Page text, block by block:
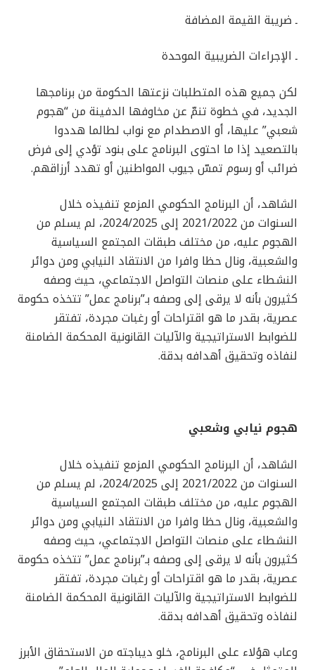
ـ ضريبة القيمة المضافة
ـ الإجراءات الضريبية الموحدة
لكن جميع هذه المتطلبات نزعتها الحكومة من برنامجها
الجديد، في خطوة تنمّ عن مخاوفها الدفينة من “هجوم
شعبي” عليها، أو الاصطدام مع نواب لطالما هددوا
بالتصعيد إذا ما احتوى البرنامج على بنود تؤدي إلى فرض
ضرائب أو رسوم تمسّ جيوب المواطنين أو تهدد أرزاقهم.
الشاهد، أن البرنامج الحكومي المزمع تنفيذه خلال
السنوات من 2021/2022 إلى 2024/2025، لم يسلم من
الهجوم عليه، من مختلف طبقات المجتمع السياسية
والشعبية، ونال حظا وافرا من الانتقاد النيابي ومن دوائر
النشطاء على منصات التواصل الاجتماعي، حيث وصفه
كثيرون بأنه لا يرقى إلى وصفه بـ”برنامج عمل” تتخذه حكومة
عصرية، بقدر ما هو اقتراحات أو رغبات مجردة، تفتقر
للضوابط الاستراتيجية والآليات القانونية المحكمة الضامنة
لنفاذه وتحقيق أهدافه بدقة.
هجوم نيابي وشعبي
الشاهد، أن البرنامج الحكومي المزمع تنفيذه خلال
السنوات من 2021/2022 إلى 2024/2025، لم يسلم من
الهجوم عليه، من مختلف طبقات المجتمع السياسية
والشعبية، ونال حظا وافرا من الانتقاد النيابي ومن دوائر
النشطاء على منصات التواصل الاجتماعي، حيث وصفه
كثيرون بأنه لا يرقى إلى وصفه بـ”برنامج عمل” تتخذه حكومة
عصرية، بقدر ما هو اقتراحات أو رغبات مجردة، تفتقر
للضوابط الاستراتيجية والآليات القانونية المحكمة الضامنة
لنفاذه وتحقيق أهدافه بدقة.
وعاب هؤلاء على البرنامج، خلو ديباجته من الاستحقاق الأبرز